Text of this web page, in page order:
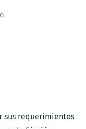
sus requerimientos